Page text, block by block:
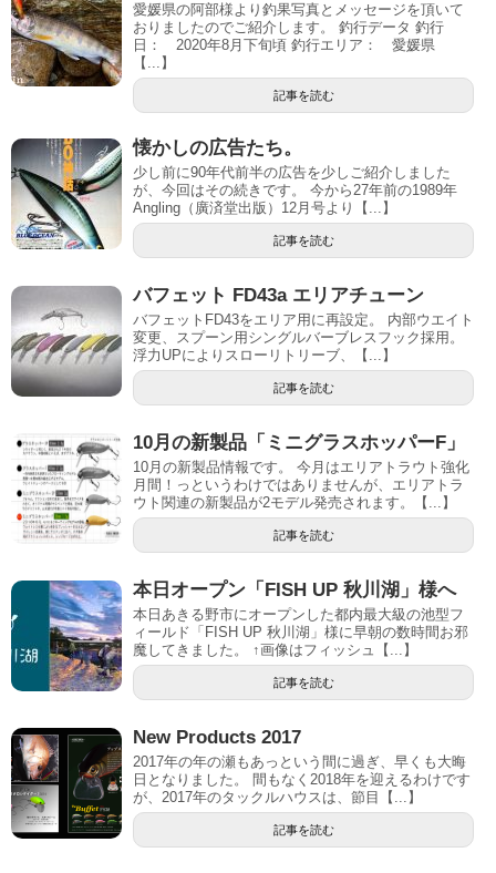
愛媛県の阿部様より釣果写真とメッセージを頂いて
おりましたのでご紹介します。 釣行データ 釣行
日： 2020年8月下旬頃 釣行エリア： 愛媛県
【...】
記事を読む
懐かしの広告たち‬。
少し前に90年代前半の広告を少しご紹介しました
が、今回はその続きです。 今から27年前の1989年
Angling（廣済堂出版）12月号より【...】
記事を読む
バフェット FD43a エリアチューン
バフェットFD43をエリア用に再設定。 内部ウエイト
変更、スプーン用シングルバーブレスフック採用。
浮力UPによりスローリトリーブ、【...】
記事を読む
10月の新製品「ミニグラスホッパーF」
10月の新製品情報です。 今月はエリアトラウト強化
月間！っというわけではありませんが、エリアトラ
ウト関連の新製品が2モデル発売されます。【...】
記事を読む
本日オープン「FISH UP 秋川湖」様へ
本日あきる野市にオープンした都内最大級の池型フ
ィールド「FISH UP 秋川湖」様に早朝の数時間お邪
魔してきました。 ↑画像はフィッシュ【...】
記事を読む
New Products 2017
2017年の年の瀬もあっという間に過ぎ、早くも大晦
日となりました。 間もなく2018年を迎えるわけです
が、2017年のタックルハウスは、節目【...】
記事を読む